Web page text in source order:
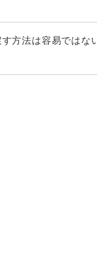
方法は容易ではな